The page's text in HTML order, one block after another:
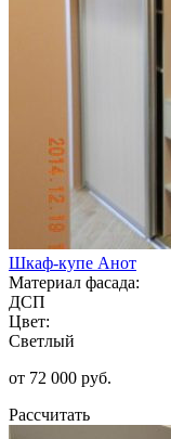
Шкаф-купе Анот
Материал фасада:
ДСП
Цвет:
Светлый
от 72 000 руб.
Рассчитать